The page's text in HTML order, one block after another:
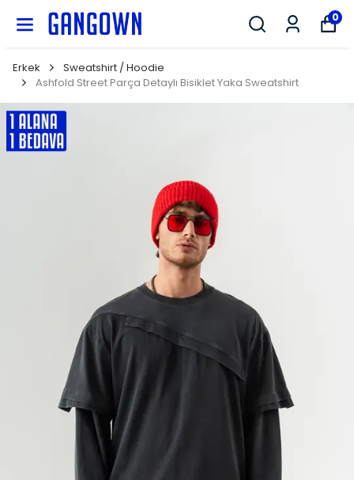
0
Erkek
Sweatshirt / Hoodie
Ashfold Street Parça Detaylı Bisiklet Yaka Sweatshirt